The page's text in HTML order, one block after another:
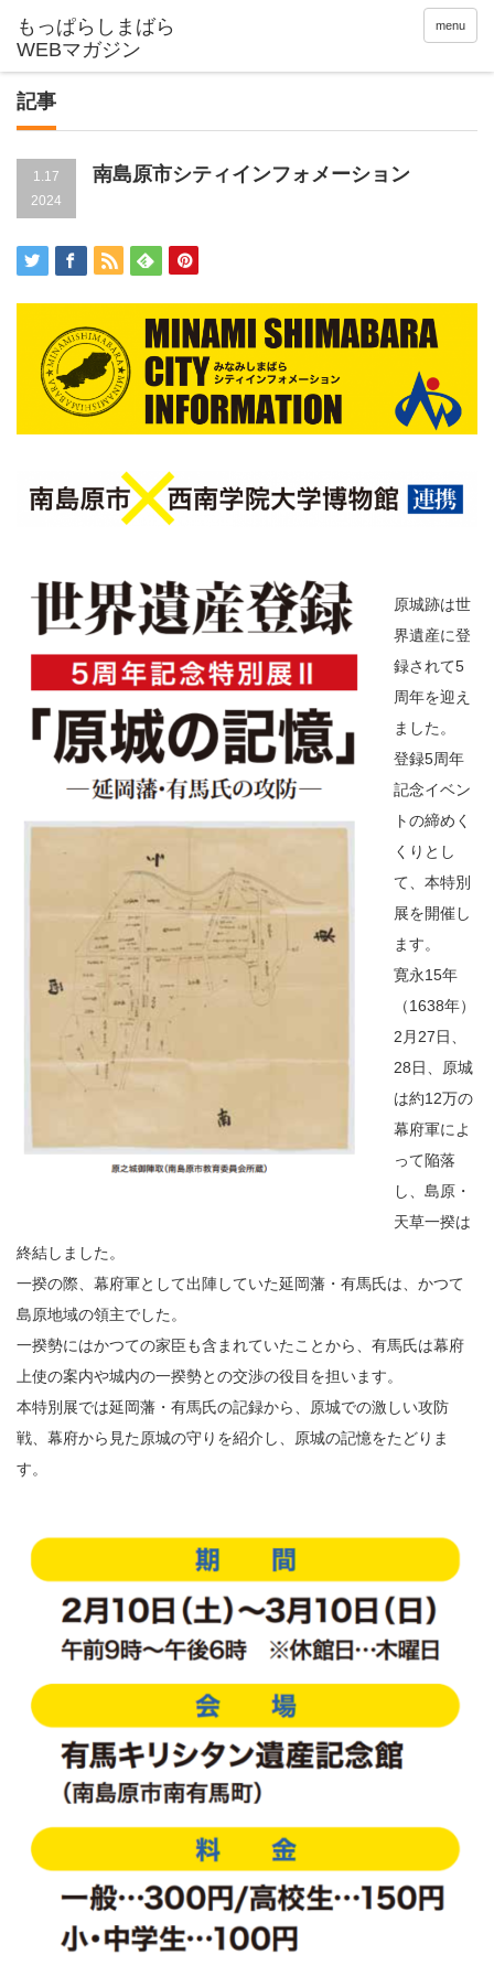
menu
記事
1.17
2024
南島原市シティインフォメーション
原城跡は世
界遺産に登
録されて5
周年を迎え
ました。
登録5周年
記念イベン
トの締めく
くりとし
て、本特別
展を開催し
ます。
寛永15年
（1638年）
2月27日、
28日、原城
は約12万の
幕府軍によ
って陥落
し、島原・
天草一揆は
終結しました。
一揆の際、幕府軍として出陣していた延岡藩・有馬氏は、かつて
島原地域の領主でした。
一揆勢にはかつての家臣も含まれていたことから、有馬氏は幕府
上使の案内や城内の一揆勢との交渉の役目を担います。
本特別展では延岡藩・有馬氏の記録から、原城での激しい攻防
戦、幕府から見た原城の守りを紹介し、原城の記憶をたどりま
す。